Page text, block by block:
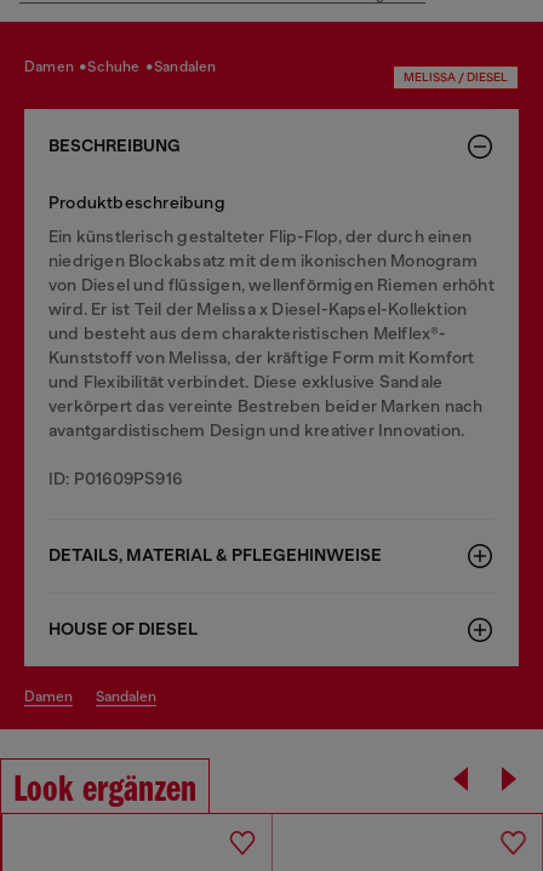
damen schuhe sandalen
MELISSA / DIESEL
BESCHREIBUNG
Produktbeschreibung
Ein künstlerisch gestalteter Flip-Flop, der durch einen
niedrigen Blockabsatz mit dem ikonischen Monogram
von Diesel und flüssigen, wellenförmigen Riemen erhöht
wird. Er ist Teil der Melissa x Diesel-Kapsel-Kollektion
und besteht aus dem charakteristischen Melflex®-
Kunststoff von Melissa, der kräftige Form mit Komfort
und Flexibilität verbindet. Diese exklusive Sandale
verkörpert das vereinte Bestreben beider Marken nach
avantgardistischem Design und kreativer Innovation.
ID: P01609PS916
DETAILS, MATERIAL & PFLEGEHINWEISE
HOUSE OF DIESEL
damen sandalen
Look ergänzen